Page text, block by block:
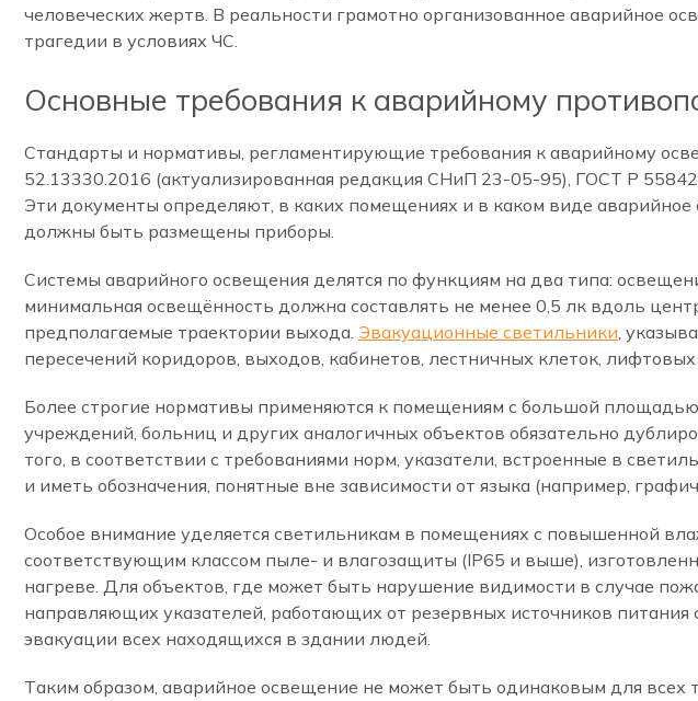
человеческих жертв. В реальности грамотно организованное аварийное
трагедии в условиях ЧС.
Основные требования к аварийному
Стандарты и нормативы, регламентирующие требования к аварийному
52.13330.2016 (актуализированная редакция СНиП 23-05-95), ГОСТ Р
Эти документы определяют, в каких помещениях и в каком виде
должны быть размещены приборы.
Системы аварийного освещения делятся по функциям на два типа:
минимальная освещённость должна составлять не менее 0,5 лк вдоль
предполагаемые траектории выхода. Эвакуационные светильники,
пересечений коридоров, выходов, кабинетов, лестничных клеток,
Более строгие нормативы применяются к помещениям с большой
учреждений, больниц и других аналогичных объектов обязательно
того, в соответствии с требованиями норм, указатели, встроенные в
и иметь обозначения, понятные вне зависимости от языка (например,
Особое внимание уделяется светильникам в помещениях с повышенной
соответствующим классом пыле- и влагозащиты (IP65 и выше),
нагреве. Для объектов, где может быть нарушение видимости в случае
направляющих указателей, работающих от резервных источников
эвакуации всех находящихся в здании людей.
Таким образом, аварийное освещение не может быть одинаковым для всех